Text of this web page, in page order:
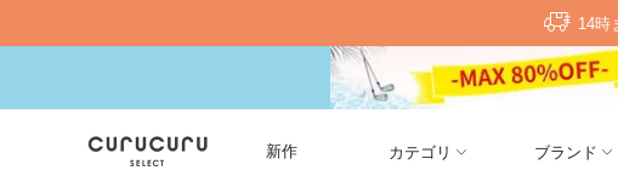
新作 カテゴリ ブランド